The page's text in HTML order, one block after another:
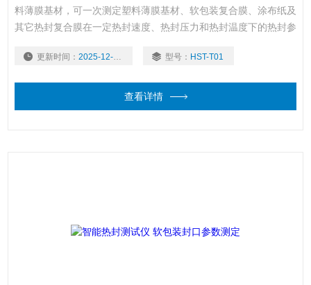
料薄膜基材，可一次测定塑料薄膜基材、软包装复合膜、涂布纸及
其它热封复合膜在一定热封速度、热封压力和热封温度下的热封参
同的热封性能，其封口工艺参数可能差别很大。使用该设备可准
更新时间： 2025-12-01 型号： HST-T01
查看详情